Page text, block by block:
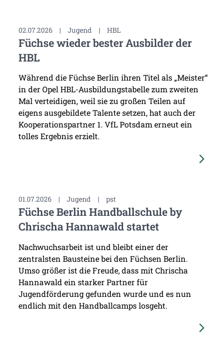
02.07.2026 | Jugend | HBL
Füchse wieder bester Ausbilder der
HBL
Während die Füchse Berlin ihren Titel als „Meister“
in der Opel HBL-Ausbildungstabelle zum zweiten
Mal verteidigen, weil sie zu großen Teilen auf
eigens ausgebildete Talente setzen, hat auch der
Kooperationspartner 1. VfL Potsdam erneut ein
tolles Ergebnis erzielt.
01.07.2026 | Jugend | pst
Füchse Berlin Handballschule by
Chrischa Hannawald startet
Nachwuchsarbeit ist und bleibt einer der
zentralsten Bausteine bei den Füchsen Berlin.
Umso größer ist die Freude, dass mit Chrischa
Hannawald ein starker Partner für
Jugendförderung gefunden wurde und es nun
endlich mit den Handballcamps losgeht.